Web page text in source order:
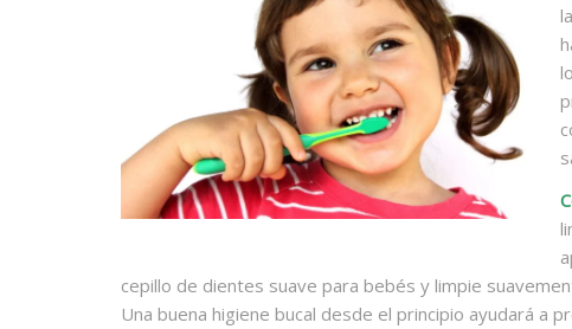
cepillo de dientes suave para bebés y limpie
Una buena higiene bucal desde el principio ayudará a